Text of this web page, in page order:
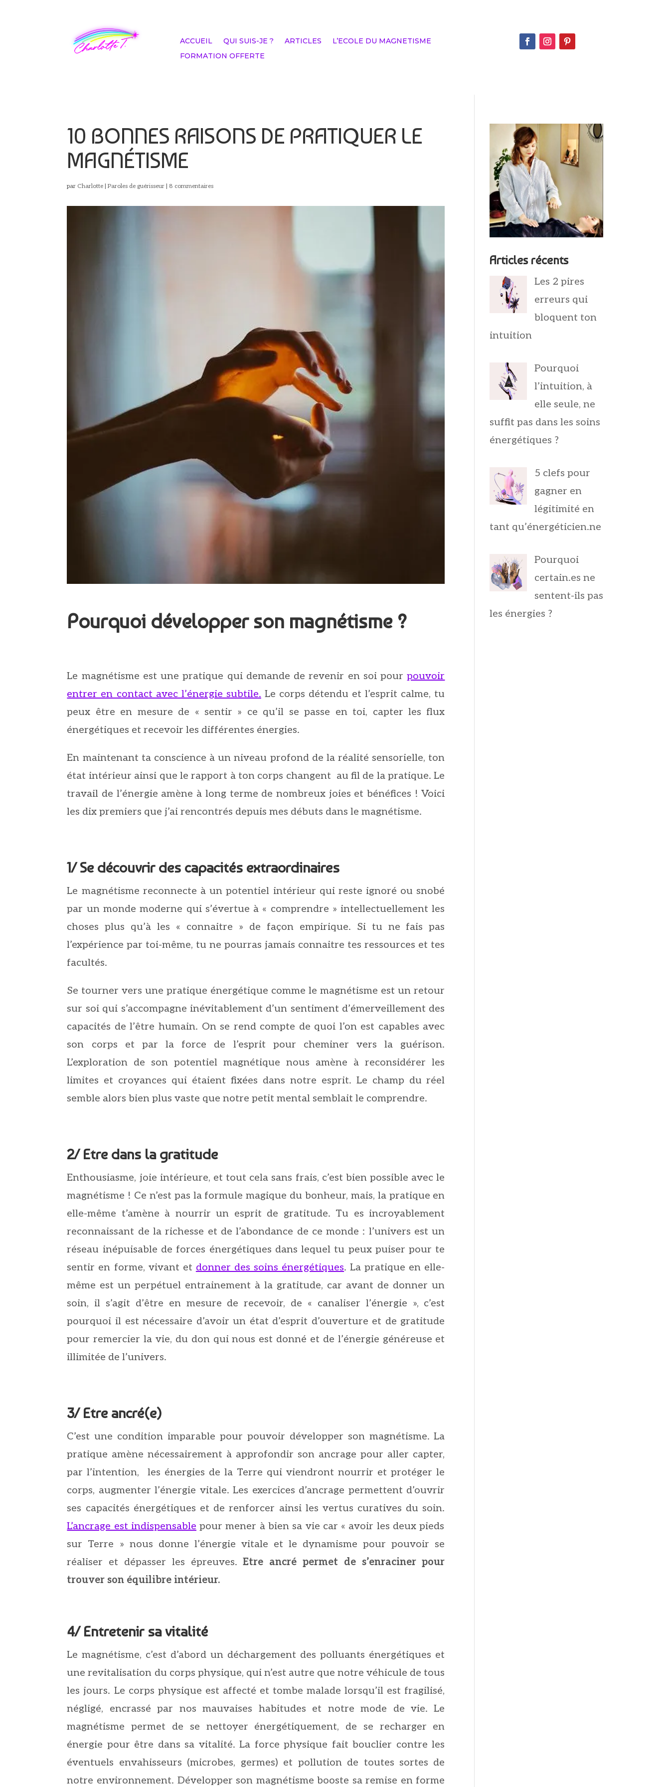
ACCUEIL QUI SUIS-JE ? ARTICLES
L’ECOLE DU MAGNETISME
FORMATION OFFERTE
10 BONNES RAISONS DE PRATIQUER LE
MAGNÉTISME
par Charlotte |Paroles de guérisseur | 8 commentaires
Pourquoi développer son magnétisme ?
Le magnétisme est une pratique qui demande de revenir en soi pourpouvoir
entrer en contact avec l’énergie subtile. Le corps détendu et l’esprit calme, tu
peux être en mesure de « sentir » ce qu’il se passe en toi, capter les flux
énergétiques et recevoir les différentes énergies.
En maintenant ta conscience à un niveau profond de la réalité sensorielle, ton
état intérieur ainsi que le rapport à ton corps changent au fil de la pratique. Le
travail de l’énergie amène à long terme de nombreux joies et bénéfices ! Voici
les dix premiers que j’ai rencontrés depuis mes débuts dans le magnétisme.
1/ Se découvrir des capacités extraordinaires
Le magnétisme reconnecte à un potentiel intérieur qui reste ignoré ou snobé
par un monde moderne qui s’évertue à « comprendre » intellectuellement les
choses plus qu’à les « connaitre » de façon empirique. Si tu ne fais pas
l’expérience par toi-même, tu ne pourras jamais connaitre tes ressources et tes
facultés.
Se tourner vers une pratique énergétique comme le magnétisme est un retour
sur soi qui s’accompagne inévitablement d’un sentiment d’émerveillement des
capacités de l’être humain. On se rend compte de quoi l’on est capables avec
son corps et par la force de l’esprit pour cheminer vers la guérison.
L’exploration de son potentiel magnétique nous amène à reconsidérer les
limites et croyances qui étaient fixées dans notre esprit. Le champ du réel
semble alors bien plus vaste que notre petit mental semblait le comprendre.
2/ Etre dans la gratitude
Enthousiasme, joie intérieure, et tout cela sans frais, c’est bien possible avec le
magnétisme ! Ce n’est pas la formule magique du bonheur, mais, la pratique en
elle-même t’amène à nourrir un esprit de gratitude. Tu es incroyablement
reconnaissant de la richesse et de l’abondance de ce monde : l’univers est un
réseau inépuisable de forces énergétiques dans lequel tu peux puiser pour te
sentir en forme, vivant et donner des soins énergétiques. La pratique en elle-
même est un perpétuel entrainement à la gratitude, car avant de donner un
soin, il s’agit d’être en mesure de recevoir, de « canaliser l’énergie », c’est
pourquoi il est nécessaire d’avoir un état d’esprit d’ouverture et de gratitude
pour remercier la vie, du don qui nous est donné et de l’énergie généreuse et
illimitée de l’univers.
3/ Etre ancré(e)
C’est une condition imparable pour pouvoir développer son magnétisme. La
pratique amène nécessairement à approfondir son ancrage pour aller capter,
par l’intention, les énergies de la Terre qui viendront nourrir et protéger le
corps, augmenter l’énergie vitale. Les exercices d’ancrage permettent d’ouvrir
ses capacités énergétiques et de renforcer ainsi les vertus curatives du soin.
L’ancrage est indispensable pour mener à bien sa vie car « avoir les deux pieds
sur Terre » nous donne l’énergie vitale et le dynamisme pour pouvoir se
réaliser et dépasser les épreuves.Etre ancré permet de s’enraciner pour
trouver son équilibre intérieur.
4/ Entretenir sa vitalité
Le magnétisme, c’est d’abord un déchargement des polluants énergétiques et
une revitalisation du corps physique, qui n’est autre que notre véhicule de tous
les jours. Le corps physique est affecté et tombe malade lorsqu’il est fragilisé,
négligé, encrassé par nos mauvaises habitudes et notre mode de vie. Le
magnétisme permet de se nettoyer énergétiquement, de se recharger en
énergie pour être dans sa vitalité. La force physique fait bouclier contre les
éventuels envahisseurs (microbes, germes) et pollution de toutes sortes de
notre environnement. Développer son magnétisme booste sa remise en forme
Articles récents
Les 2 pires
erreurs qui
bloquent ton
intuition
Pourquoi
l’intuition, à
elle seule, ne
suffit pas dans les soins
énergétiques ?
5 clefs pour
gagner en
légitimité en
tant qu’énergéticien.ne
Pourquoi
certain.es ne
sentent-ils pas
les énergies ?